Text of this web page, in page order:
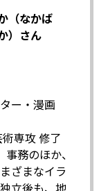
（なかば
）さん
ー・漫画
専攻 修了
務のほか、
ざまなイラ
立後も、地